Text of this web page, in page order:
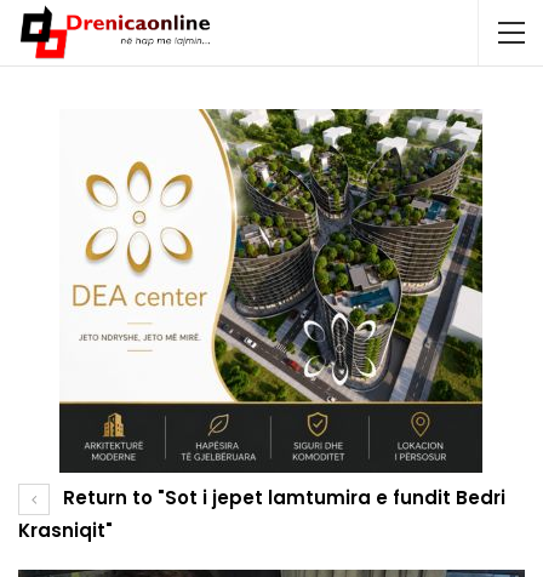
Return to "Sot i jepet lamtumira e fundit Bedri
Krasniqit"